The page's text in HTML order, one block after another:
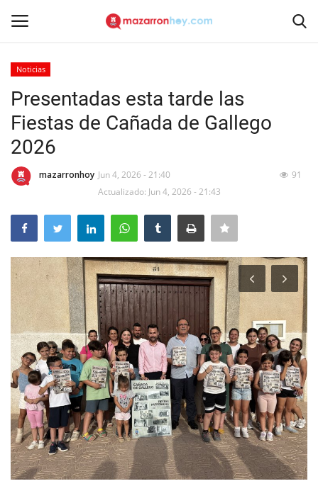
Inicio
Mazarrón Hoy
Entrevistas
Reportajes
Empresas
Mapa de Mazarrón
Vídeos
Galerías
Noticias
Presentadas esta tarde las
Fiestas de Cañada de Gallego
2026
mazarronhoy Jun 4, 2026 - 21:40
Actualizado: Jun 4, 2026 - 21:43
91